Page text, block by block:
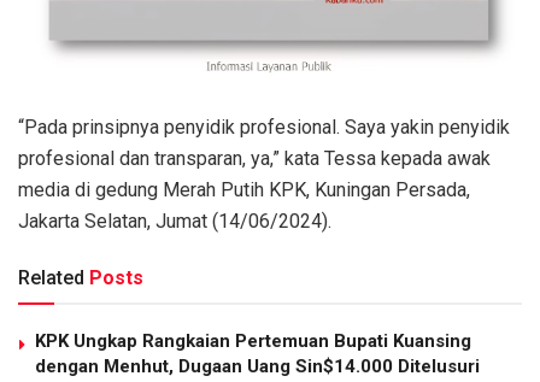
“Pada prinsipnya penyidik profesional. Saya yakin penyidik
profesional dan transparan, ya,” kata Tessa kepada awak
media di gedung Merah Putih KPK, Kuningan Persada,
Jakarta Selatan, Jumat (14/06/2024).
Related Posts
KPK Ungkap Rangkaian Pertemuan Bupati Kuansing
dengan Menhut, Dugaan Uang Sin$14.000 Ditelusuri